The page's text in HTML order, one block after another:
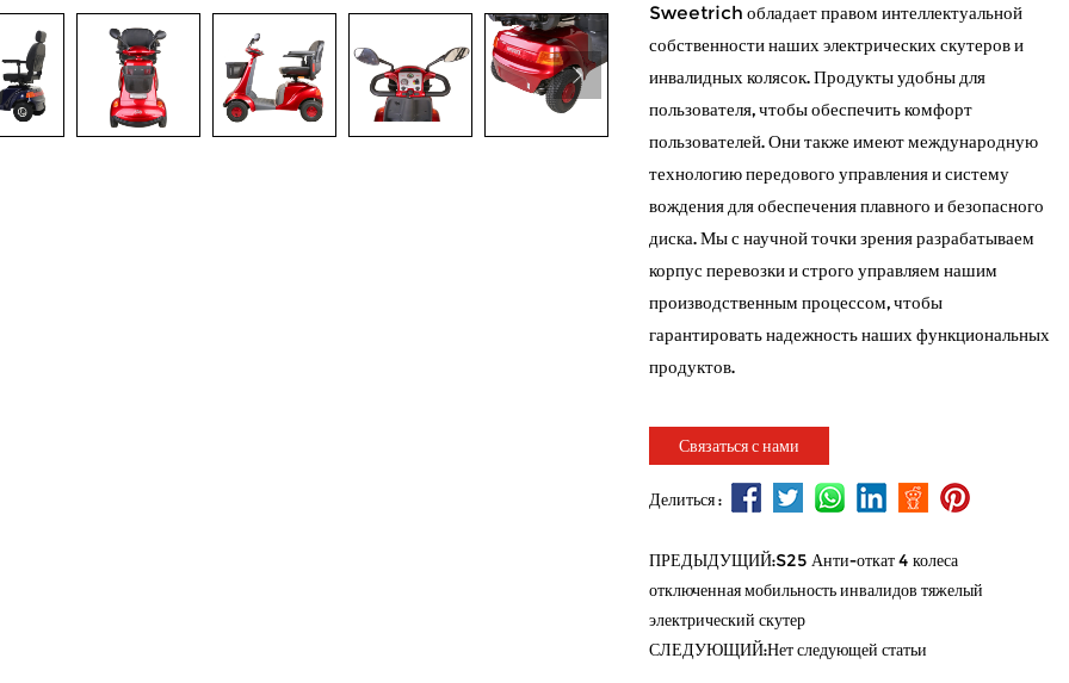
Sweetrich обладает правом интеллектуальной
собственности наших электрических скутеров и
инвалидных колясок. Продукты удобны для
пользователя, чтобы обеспечить комфорт
пользователей. Они также имеют международную
технологию передового управления и систему
вождения для обеспечения плавного и безопасного
диска. Мы с научной точки зрения разрабатываем
корпус перевозки и строго управляем нашим
производственным процессом, чтобы
гарантировать надежность наших функциональных
продуктов.
Связаться с нами
Делиться :
ПРЕДЫДУЩИЙ:S25 Анти-откат 4 колеса
отключенная мобильность инвалидов тяжелый
электрический скутер
СЛЕДУЮЩИЙ:Нет следующей статьи